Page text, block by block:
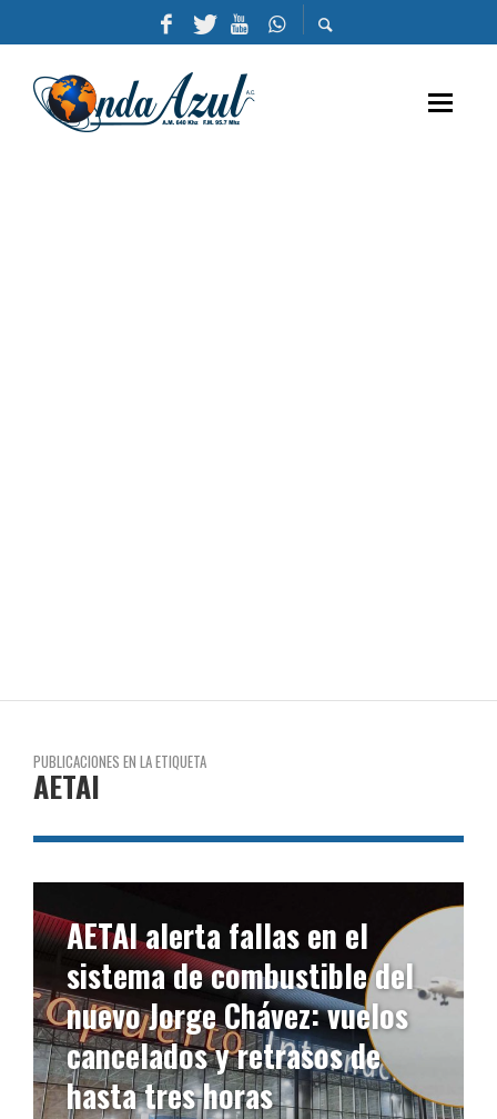
PUBLICACIONES EN LA ETIQUETA
AETAI
AETAI alerta fallas en el
sistema de combustible del
nuevo Jorge Chávez: vuelos
cancelados y retrasos de
hasta tres horas